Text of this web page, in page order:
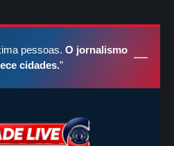
pessoas. O jornalismo
cidades.”